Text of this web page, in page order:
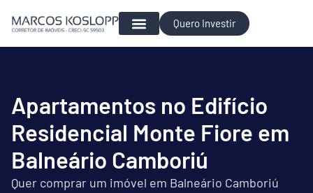
Quero Investir
Apartamentos no Edifício
Residencial Monte Fiore em
Balneário Camboriú
Quer comprar um imóvel em Balneário Camboriú